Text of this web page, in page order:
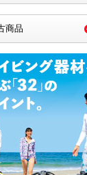
商品